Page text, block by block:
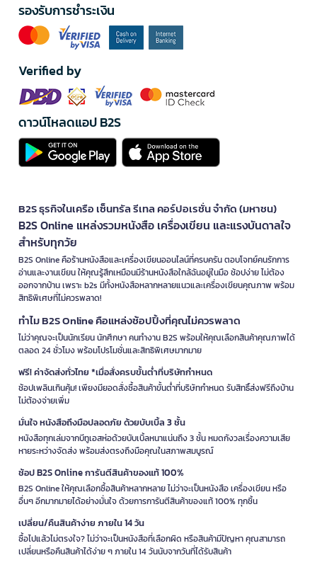
รองรับการชำระเงิน
Verified by
ดาวน์โหลดแอป B2S
B2S ธุรกิจในเครือ เซ็นทรัล รีเทล คอร์ปอเรชั่น จำกัด (มหาชน)
B2S Online แหล่งรวมหนังสือ เครื่องเขียน และแรงบันดาลใจ
สำหรับทุกวัย
B2S Online คือร้านหนังสือและเครื่องเขียนออนไลน์ที่ครบครัน ตอบโจทย์คนรักการ
อ่านและงานเขียน ให้คุณรู้สึกเหมือนมีร้านหนังสือใกล้ฉันอยู่ในมือ ช้อปง่าย ไม่ต้อง
ออกจากบ้าน เพราะ b2s มีทั้งหนังสือหลากหลายแนวและเครื่องเขียนคุณภาพ พร้อม
สิทธิพิเศษที่ไม่ควรพลาด!
ทำไม B2S Online คือแหล่งช้อปปิ้งที่คุณไม่ควรพลาด
ไม่ว่าคุณจะเป็นนักเรียน นักศึกษา คนทำงาน B2S พร้อมให้คุณเลือกสินค้าคุณภาพได้
ตลอด 24 ชั่วโมง พร้อมโปรโมชั่นและสิทธิพิเศษมากมาย
ฟรี! ค่าจัดส่งทั่วไทย *เมื่อสั่งครบขั้นต่ำที่บริษัทกำหนด
ช้อปเพลินเกินคุ้ม! เพียงมียอดสั่งซื้อสินค้าขั้นต่ำที่บริษัทกำหนด รับสิทธิ์ส่งฟรีถึงบ้าน
ไม่ต้องจ่ายเพิ่ม
มั่นใจ หนังสือถึงมือปลอดภัย ด้วยบับเบิ้ล 3 ชั้น
หนังสือทุกเล่มจากบีทูเอสห่อด้วยบับเบิ้ลหนาแน่นถึง 3 ชั้น หมดกังวลเรื่องความเสีย
หายระหว่างจัดส่ง พร้อมส่งตรงถึงมือคุณในสภาพสมบูรณ์
ช้อป B2S Online การันตีสินค้าของแท้ 100%
B2S Online ให้คุณเลือกซื้อสินค้าหลากหลาย ไม่ว่าจะเป็นหนังสือ เครื่องเขียน หรือ
อื่นๆ อีกมากมายได้อย่างมั่นใจ ด้วยการการันตีสินค้าของแท้ 100% ทุกชิ้น
เปลี่ยน/คืนสินค้าง่าย ภายใน 14 วัน
ซื้อไปแล้วไม่ตรงใจ? ไม่ว่าจะเป็นหนังสือที่เลือกผิด หรือสินค้ามีปัญหา คุณสามารถ
เปลี่ยนหรือคืนสินค้าได้ง่าย ๆ ภายใน 14 วันนับจากวันที่ได้รับสินค้า